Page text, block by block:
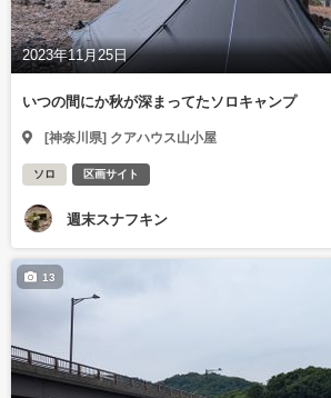
2023年11月25日
いつの間にか秋が深まってたソロキャンプ
[神奈川県] クアハウス山小屋
ソロ 区画サイト
週末スナフキン
13